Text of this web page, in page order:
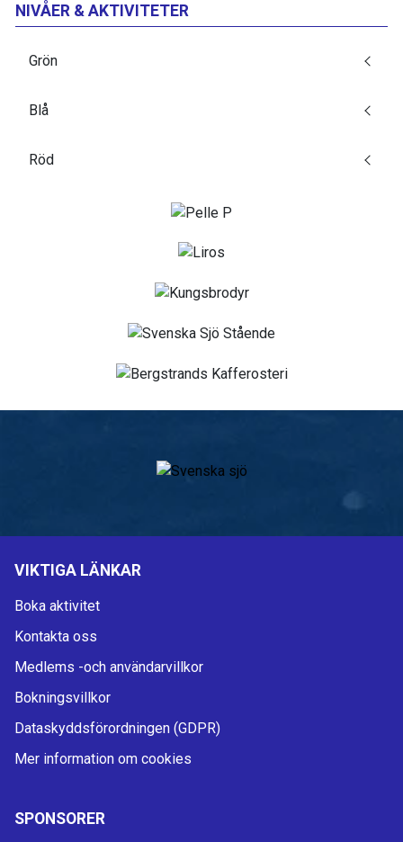
NIVÅER & AKTIVITETER
Grön
Blå
Röd
VIKTIGA LÄNKAR
Boka aktivitet
Kontakta oss
Medlems -och användarvillkor
Bokningsvillkor
Dataskyddsförordningen (GDPR)
Mer information om cookies
SPONSORER